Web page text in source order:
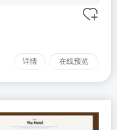
详情 在线预览